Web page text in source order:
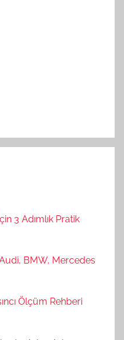
3 Adımlık Pratik
Audi, BMW, Mercedes
Ölçüm Rehberi